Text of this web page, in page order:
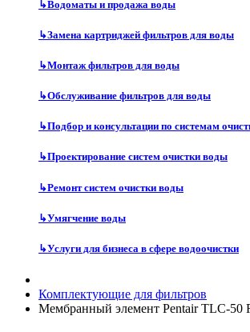
↳Водоматы и продажа воды
↳Замена картриджей фильтров для воды
↳Монтаж фильтров для воды
↳Обслуживание фильтров для воды
↳Подбор и консультации по системам
↳Проектирование систем очистки воды
↳Ремонт систем очистки воды
↳Умягчение воды
↳Услуги для бизнеса в сфере водоочистки
Комплектующие для фильтров
Мембранный элемент Pentair TLC-50